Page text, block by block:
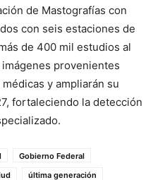
de Mastografías con
con seis estaciones de
de 400 mil estudios al
provenientes
y ampliarán su
fortaleciendo la detección
Gobierno Federal
última generación